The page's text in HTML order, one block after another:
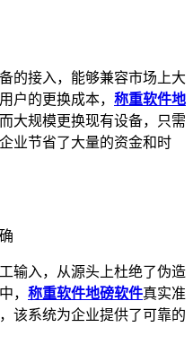
接入，能够兼容市场上大
户的更换成本， 称重软件地
大规模更换现有设备，只需
业节省了大量的资金和时
入，从源头上杜绝了伪造
， 称重软件地磅软件真实准
该系统为企业提供了可靠的